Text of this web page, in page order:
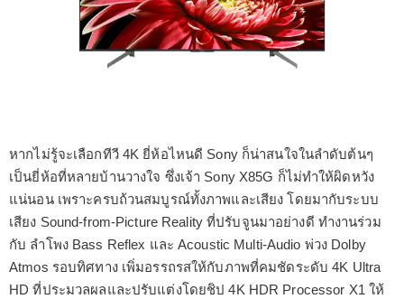
หากไม่รู้จะเลือกทีวี 4K ยี่ห้อไหนดี Sony ก็น่าสนใจในลำดับต้นๆ
เป็นยี่ห้อที่หลายบ้านวางใจ ซึ่งเจ้า Sony X85G ก็ไม่ทำให้ผิดหวัง
แน่นอน เพราะครบถ้วนสมบูรณ์ทั้งภาพและเสียง โดยมากับระบบ
เสียง Sound-from-Picture Reality ที่ปรับจูนมาอย่างดี ทำงานร่วม
กับ ลำโพง Bass Reflex และ Acoustic Multi-Audio พ่วง Dolby
Atmos รอบทิศทาง เพิ่มอรรถรสให้กับภาพที่คมชัดระดับ 4K Ultra
HD ที่ประมวลผลและปรับแต่งโดยชิป 4K HDR Processor X1 ให้